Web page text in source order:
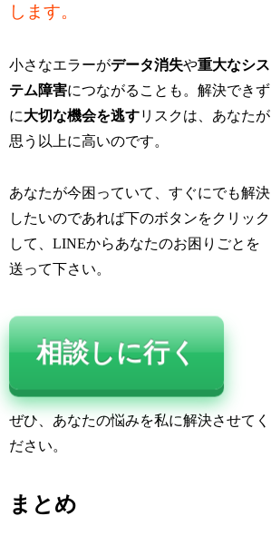
します。
小さなエラーがデータ消失や重大なシス
テム障害につながることも。解決できず
に大切な機会を逃すリスクは、あなたが
思う以上に高いのです。
あなたが今困っていて、すぐにでも解決
したいのであれば下のボタンをクリック
して、LINEからあなたのお困りごとを
送って下さい。
相談しに行く
ぜひ、あなたの悩みを私に解決させてく
ださい。
まとめ